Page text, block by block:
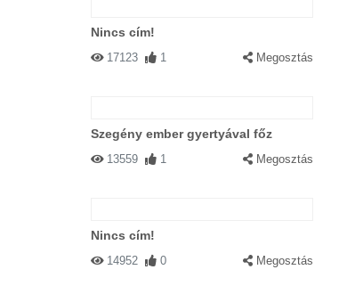
Nincs cím!
17123 1 Megosztás
Szegény ember gyertyával főz
13559 1 Megosztás
Nincs cím!
14952 0 Megosztás